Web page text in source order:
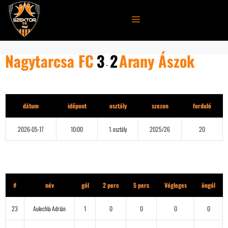
Kilépés
tartalomba
MENÜ
Nagytarcsa FC3- 2Arany Ászok
Részletek
dátum időpont osztály szezon forduló
2026-05-17 10:00 1. osztály 2025/26 20
# név gól 2 perc 5 perc Végleges öngól
23 Aulechla Adrián 1 0 0 0 0